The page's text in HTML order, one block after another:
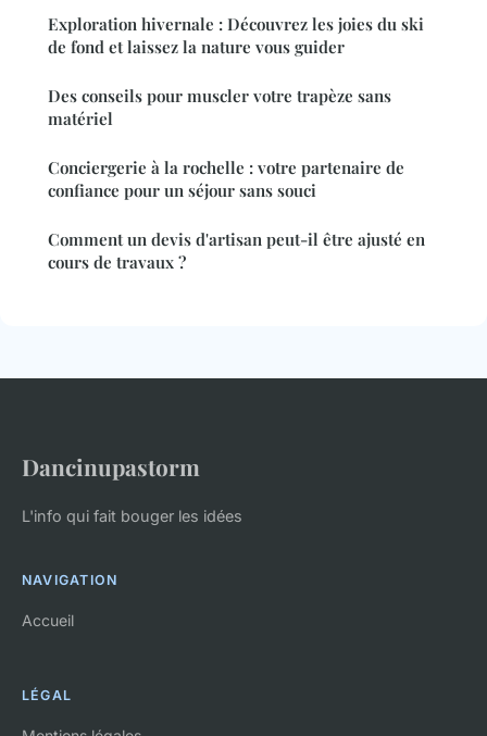
Exploration hivernale : Découvrez les joies du ski
de fond et laissez la nature vous guider
Des conseils pour muscler votre trapèze sans
matériel
Conciergerie à la rochelle : votre partenaire de
confiance pour un séjour sans souci
Comment un devis d'artisan peut-il être ajusté en
cours de travaux ?
Dancinupastorm
L'info qui fait bouger les idées
NAVIGATION
Accueil
LÉGAL